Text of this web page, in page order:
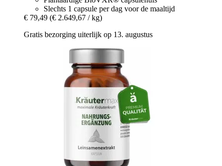
Slechts 1 capsule per dag voor de maaltijd
€ 79,49 (€ 2.649,67 / kg)
Gratis bezorging uiterlijk op 13. augustus